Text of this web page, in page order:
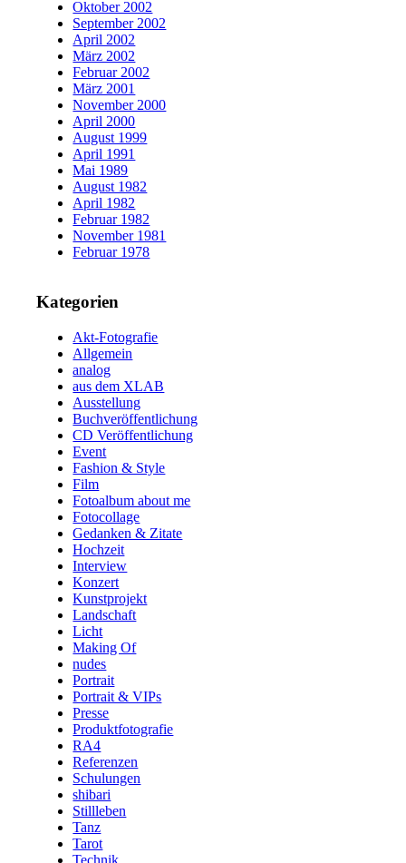
Oktober 2002
September 2002
April 2002
März 2002
Februar 2002
März 2001
November 2000
April 2000
August 1999
April 1991
Mai 1989
August 1982
April 1982
Februar 1982
November 1981
Februar 1978
Kategorien
Akt-Fotografie
Allgemein
analog
aus dem XLAB
Ausstellung
Buchveröffentlichung
CD Veröffentlichung
Event
Fashion & Style
Film
Fotoalbum about me
Fotocollage
Gedanken & Zitate
Hochzeit
Interview
Konzert
Kunstprojekt
Landschaft
Licht
Making Of
nudes
Portrait
Portrait & VIPs
Presse
Produktfotografie
RA4
Referenzen
Schulungen
shibari
Stillleben
Tanz
Tarot
Technik